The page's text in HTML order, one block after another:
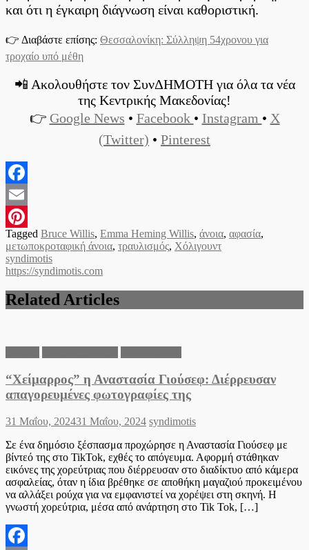
και ότι η έγκαιρη διάγνωση είναι καθοριστική.
👉 Διαβάστε επίσης: Θεσσαλονίκη: Σύλληψη 54χρονου για
τροχαίο υπό μέθη
📲 Ακολουθήστε τον ΣυνΔΗΜΟΤΗ για όλα τα νέα
της Κεντρικής Μακεδονίας!
👉 Google News • Facebook • Instagram • X
(Twitter) • Pinterest
Facebook
Email
Pinterest
Tagged Bruce Willis, Emma Heming Willis, άνοια, αφασία,
μετωποκροταφική άνοια, τραυλισμός, Χόλιγουντ
syndimotis
https://syndimotis.com
Related Articles
“Χείμαρρος” η Αναστασία Γιούσεφ: Διέρρευσαν
απαγορευμένες φωτογραφίες της
Posted
31 Μαΐου, 202431 Μαΐου, 2024 Author
syndimotis
Σε ένα δημόσιο ξέσπασμα προχώρησε η Αναστασία Γιούσεφ με
βίντεό της στο TikTok, εχθές το απόγευμα. Αφορμή στάθηκαν
εικόνες της χορεύτριας που διέρρευσαν στο διαδίκτυο από κάμερα
ασφαλείας, όταν η ίδια βρέθηκε σε αποθήκη μαγαζιού προκειμένου
να αλλάξει ρούχα για να εμφανιστεί να χορέψει στη σκηνή. Η
γνωστή χορεύτρια, μέσα από ανάρτηση στο Tik Tok, […]